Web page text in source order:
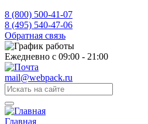
8 (800) 500-41-07
8 (495) 540-47-06
Обратная связь
Ежедневно с 09:00 - 21:00
mail@webpack.ru
Главная